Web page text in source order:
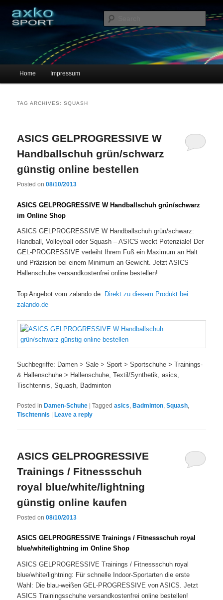
axko-sport – Sportschuhe online
Main menu
Skip to primary content
Skip to secondary content
Home Impressum
TAG ARCHIVES:SQUASH
ASICS GELPROGRESSIVE W
Handballschuh grün/schwarz
günstig online bestellen
Posted on08/10/2013
ASICS GELPROGRESSIVE W Handballschuh grün/schwarz
im Online Shop
ASICS GELPROGRESSIVE W Handballschuh grün/schwarz:
Handball, Volleyball oder Squash – ASICS weckt Potenziale! Der
GEL-PROGRESSIVE verleiht Ihrem Fuß ein Maximum an Halt
und Präzision bei einem Minimum an Gewicht. Jetzt ASICS
Hallenschuhe versandkostenfrei online bestellen!
Top Angebot vom zalando.de: Direkt zu diesem Produkt bei
zalando.de
Suchbegriffe: Damen > Sale > Sport > Sportschuhe > Trainings-
& Hallenschuhe > Hallenschuhe, Textil/Synthetik, asics,
Tischtennis, Squash, Badminton
Posted in Damen-Schuhe |Tagged asics ,Badminton ,Squash
Tischtennis |Leave a reply
ASICS GELPROGRESSIVE
Trainings / Fitnessschuh
royal blue/white/lightning
günstig online kaufen
Posted on08/10/2013
ASICS GELPROGRESSIVE Trainings / Fitnessschuh royal
blue/white/lightning im Online Shop
ASICS GELPROGRESSIVE Trainings / Fitnessschuh royal
blue/white/lightning: Für schnelle Indoor-Sportarten die erste
Wahl: Die blau-weißen GEL-PROGRESSIVE von ASICS. Jetzt
ASICS Trainingsschuhe versandkostenfrei online bestellen!